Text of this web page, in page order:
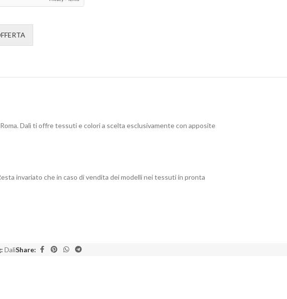
Dalì ti offre tessuti e colori a scelta esclusivamente con apposite
invariato che in caso di vendita dei modelli nei tessuti in pronta
DalìShare: